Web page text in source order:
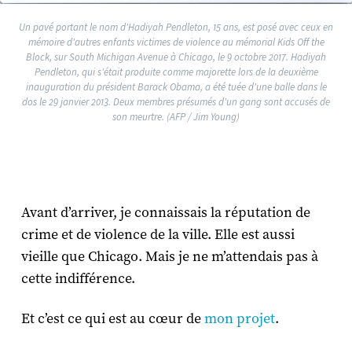
Un pavé portant le nom d'Hadiyah Pendleton, 15 ans, est posé avec ceux en
mémoire d'autres enfants victimes de violence au mémorial Kids Off the
Block, sur South Michigan Avenue à Chicago, le 9 octobre 2017. Hadiyah
Pendleton, qui s'était produite comme majorette lors de la deuxième
inauguration du président Barack Obama, a été tuée d'une balle dans le
dos le 29 janvier 2013. Deux membres présumés d'un gang sont accusés de
son meurtre. (AFP / Jim Young)
Avant d’arriver, je connaissais la réputation de
crime et de violence de la ville. Elle est aussi
vieille que Chicago. Mais je ne m’attendais pas à
cette indifférence.
Et c’est ce qui est au cœur demon projet.